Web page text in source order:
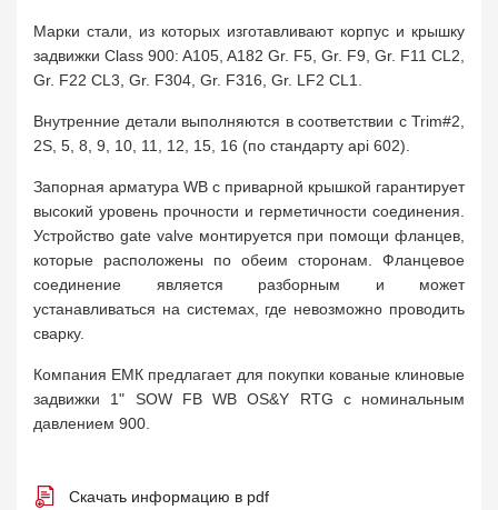
Марки стали, из которых изготавливают корпус и крышку
задвижки Class 900: A105, A182 Gr. F5, Gr. F9, Gr. F11 CL2,
Gr. F22 CL3, Gr. F304, Gr. F316, Gr. LF2 CL1.
Внутренние детали выполняются в соответствии с Trim#2,
2S, 5, 8, 9, 10, 11, 12, 15, 16 (по стандарту api 602).
Запорная арматура WB с приварной крышкой гарантирует
высокий уровень прочности и герметичности соединения.
Устройство gate valve монтируется при помощи фланцев,
которые расположены по обеим сторонам. Фланцевое
соединение является разборным и может
устанавливаться на системах, где невозможно проводить
сварку.
Компания ЕМК предлагает для покупки кованые клиновые
задвижки 1" SOW FB WB OS&Y RTG с номинальным
давлением 900.
Скачать информацию в pdf